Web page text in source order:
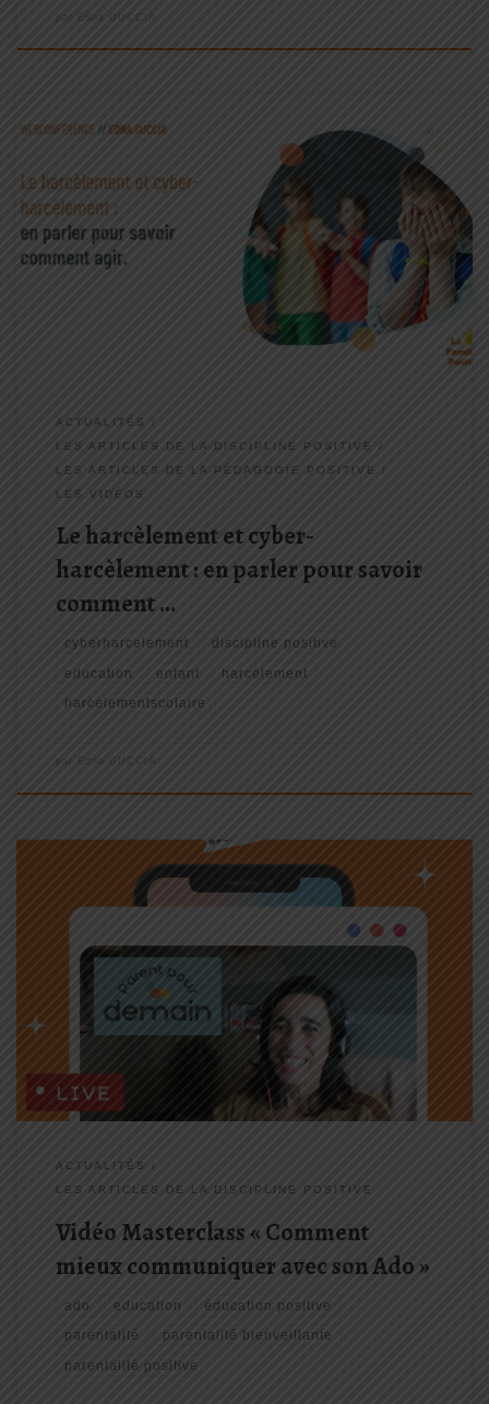
Edna GUCCIA
La lutte contre le harcèlement se fait au quotidien, il existe des
solutions et c’est important de les connaître. Dans cette
conférence, je vous propose d’évoquer avec vous ce phénomène
dans ses mécanismes, les risques et les difficultés que cela […]
ACTUALITÉS
LES ARTICLES DE LA DISCIPLINE POSITIVE
LES ARTICLES DE LA PÉDAGOGIE POSITIVE
LES VIDÉOS
Le harcèlement et cyber-
harcèlement : en parler pour savoir
comment …
cyberharcelement discipline positive
education enfant harcèlement
harcelementscolaire
par Edna GUCCIA
En partenariat avec la plateforme Parent Pour Demain, nous vous
avons proposé cette Masterclass Durant cette intervention
d’environ 1 heure, je vous propose des outils concrets à tester
avec votre ado pour recréer du lien avec lui. Je vous aide […]
ACTUALITÉS
LES ARTICLES DE LA DISCIPLINE POSITIVE
Vidéo Masterclass « Comment
mieux communiquer avec son Ado »
ado education éducation positive
parentalité parentalité bienveillante
parentalité positive